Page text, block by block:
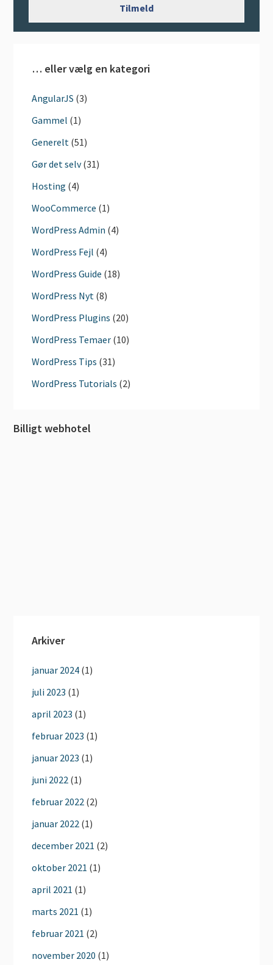
… eller vælg en kategori
AngularJS (3)
Gammel (1)
Generelt (51)
Gør det selv(31)
Hosting (4)
WooCommerce (1)
WordPress Admin (4)
WordPress Fejl (4)
WordPress Guide (18)
WordPress Nyt (8)
WordPress Plugins (20)
WordPress Temaer (10)
WordPress Tips (31)
WordPress Tutorials (2)
Billigt webhotel
Arkiver
januar 2024 (1)
juli 2023 (1)
april 2023 (1)
februar 2023 (1)
januar 2023 (1)
juni 2022 (1)
februar 2022 (2)
januar 2022 (1)
december 2021 (2)
oktober 2021 (1)
april 2021 (1)
marts 2021 (1)
februar 2021 (2)
november 2020 (1)